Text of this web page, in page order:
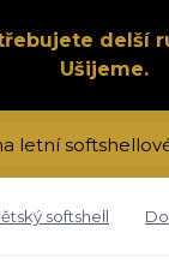
delší
Ušijeme.
letní
softshell